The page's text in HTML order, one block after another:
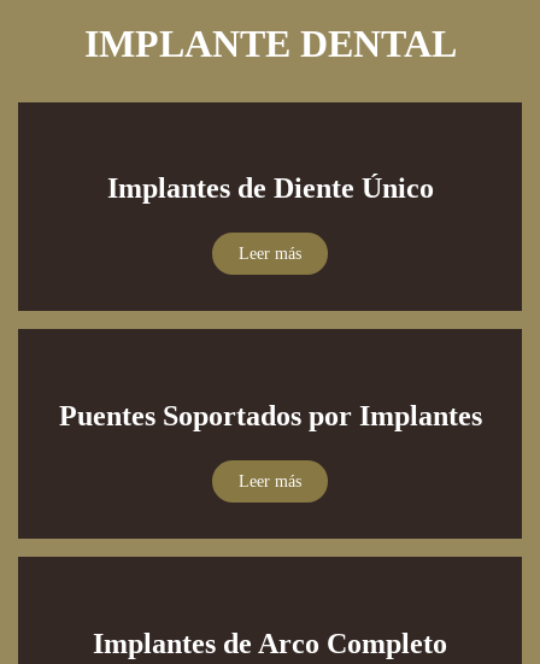
IMPLANTE DENTAL
Implantes de Diente Único
Leer más
Puentes Soportados por Implantes
Leer más
Implantes de Arco Completo